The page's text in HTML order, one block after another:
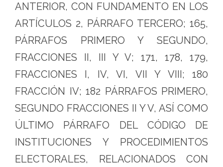
ANTERIOR, CON FUNDAMENTO EN LOS
ARTÍCULOS 2, PÁRRAFO TERCERO; 165,
PÁRRAFOS PRIMERO Y SEGUNDO,
FRACCIONES II, III Y V; 171, 178, 179,
FRACCIONES I, IV, VI, VII Y VIII; 180
FRACCIÓN IV; 182 PÁRRAFOS PRIMERO,
SEGUNDO FRACCIONES II Y V, ASÍ COMO
ÚLTIMO PÁRRAFO DEL CÓDIGO DE
INSTITUCIONES Y PROCEDIMIENTOS
ELECTORALES, RELACIONADOS CON